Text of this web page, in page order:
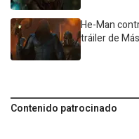
He-Man
tráiler de
Contenido patrocinado